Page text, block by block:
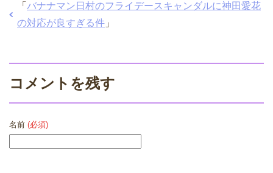
「 バナナマン日村のフライデースキャンダルに神田愛花
の対応が良すぎる件 」
コメントを残す
名前 (必須)